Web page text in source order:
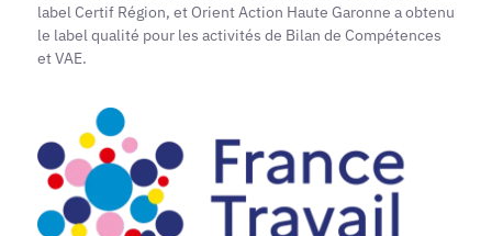
label Certif Région, et Orient Action Haute Garonne a obtenu
le label qualité pour les activités de Bilan de Compétences
et VAE.